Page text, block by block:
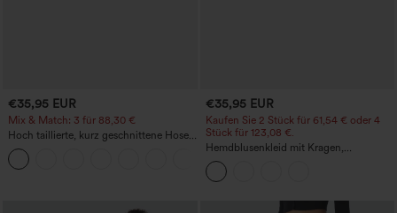
€35,95 EUR
Mix & Match: 3 für 88,30 €
Hoch taillierte, kurz geschnittene Hose
mit Reißverschlusstasche in Leinenoptik
€35,95 EUR
Kaufen Sie 2 Stück für 61,54 € oder 4
Stück für 123,08 €.
Hemdblusenkleid mit Kragen,
Kappenärmeln, Taillengürtel,
geschwungenem Schlitzsaum, Midi-
Länge und Taschen